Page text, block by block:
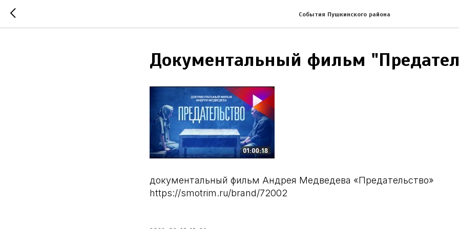
События Пушкинского района
Документальный фильм
документальный фильм Андрея Медведева «Предательство»
https://smotrim.ru/brand/72002